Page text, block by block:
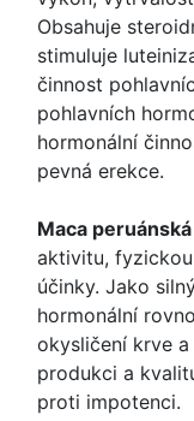
Obsahuje
stimuluje
činnost
pohlavních
hormonální
pevná erekce.
Maca peruánská
aktivitu,
účinky. Jako
hormonální
okysličení krve
produkci a
proti impotenci.